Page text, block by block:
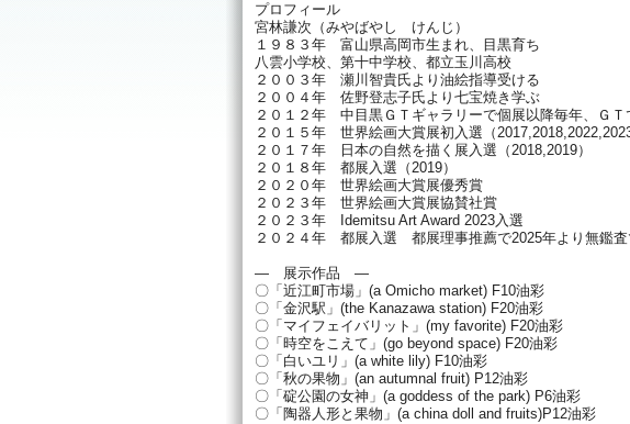
プロフィール
宮林謙次（みやばやし けんじ）
１９８３年 富山県高岡市生まれ、目黒育ち
八雲小学校、第十中学校、都立玉川高校
２００３年 瀬川智貴氏より油絵指導受ける
２００４年 佐野登志子氏より七宝焼き学ぶ
２０１２年 中目黒ＧＴギャラリーで個展以降毎年、ＧＴ
２０１５年 世界絵画大賞展初入選（2017,2018,2022,2023
２０１７年 日本の自然を描く展入選（2018,2019）
２０１８年 都展入選（2019）
２０２０年 世界絵画大賞展優秀賞
２０２３年 世界絵画大賞展協賛社賞
２０２３年 Idemitsu Art Award 2023入選
２０２４年 都展入選 都展理事推薦で2025年より無鑑査
― 展示作品 ―
〇「近江町市場」(a Omicho market) F10油彩
〇「金沢駅」(the Kanazawa station) F20油彩
〇「マイフェイバリット」(my favorite) F20油彩
〇「時空をこえて」(go beyond space) F20油彩
〇「白いユリ」(a white lily) F10油彩
〇「秋の果物」(an autumnal fruit) P12油彩
〇「碇公園の女神」(a goddess of the park) P6油彩
〇「陶器人形と果物」(a china doll and fruits)P12油彩